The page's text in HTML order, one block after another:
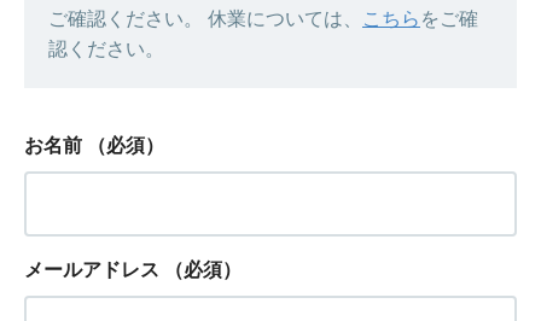
ご確認ください。 休業については、
こちら をご確
認ください。
お名前 （必須）
メールアドレス （必須）